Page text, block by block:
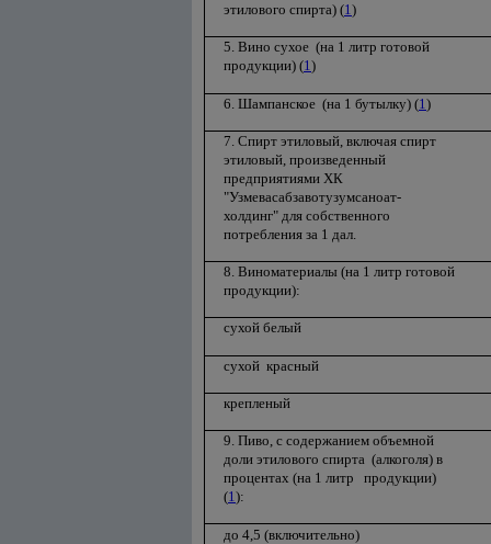
этилового спирта) (1)
5. Вино сухое (на 1 литр готовой
продукции) (1)
6. Шампанское (на 1 бутылку) (1)
7. Спирт этиловый, включая спирт
этиловый, произведенный
предприятиями ХК
"Узмевасабзавотузумсаноат-
холдинг" для собственного
потребления за 1 дал.
8. Виноматериалы (на 1 литр готовой
продукции):
сухой белый
сухой красный
крепленый
9. Пиво, с содержанием объемной
доли этилового спирта (алкоголя) в
процентах (на 1 литр продукции)
(1):
до 4,5 (включительно)